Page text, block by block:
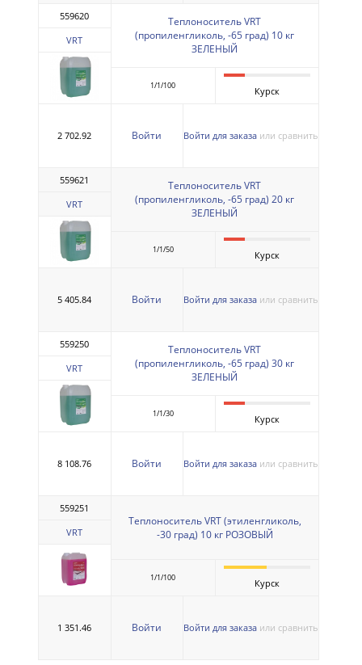
559620
VRT
Теплоноситель VRT
(пропиленгликоль, -65 град) 10 кг
ЗЕЛЕНЫЙ
1/1/100 Курск
2 702.92 Войти Войти для заказа или сравнить
559621
VRT
Теплоноситель VRT
(пропиленгликоль, -65 град) 20 кг
ЗЕЛЕНЫЙ
1/1/50 Курск
5 405.84 Войти Войти для заказа или сравнить
559250
VRT
Теплоноситель VRT
(пропиленгликоль, -65 град) 30 кг
ЗЕЛЕНЫЙ
1/1/30 Курск
8 108.76 Войти Войти для заказа или сравнить
559251
VRT
Теплоноситель VRT (этиленгликоль,
-30 град) 10 кг РОЗОВЫЙ
1/1/100 Курск
1 351.46 Войти Войти для заказа или сравнить